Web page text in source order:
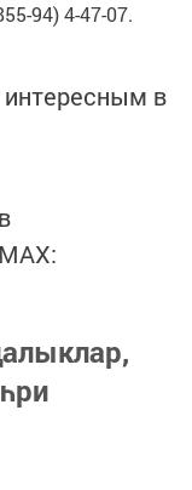
94) 4-47-07.
в